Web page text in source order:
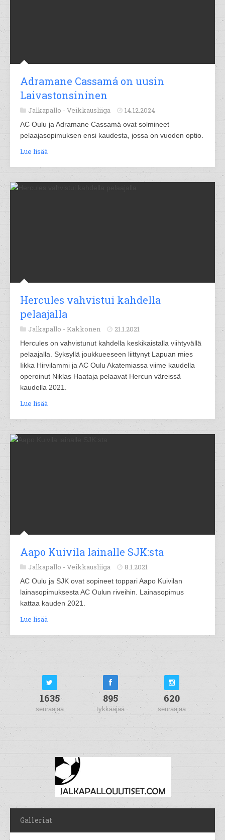
Adramane Cassamá on uusin
Laivastonsininen
Jalkapallo - Veikkausliiga 14.12.2024
AC Oulu ja Adramane Cassamá ovat solmineet
pelaajasopimuksen ensi kaudesta, jossa on vuoden optio.
Lue lisää
Hercules vahvistui kahdella
pelaajalla
Jalkapallo - Kakkonen 21.1.2021
Hercules on vahvistunut kahdella keskikaistalla viihtyvällä
pelaajalla. Syksyllä joukkueeseen liittynyt Lapuan mies
Iikka Hirvilammi ja AC Oulu Akatemiassa viime kaudella
operoinut Niklas Haataja pelaavat Hercun väreissä
kaudella 2021.
Lue lisää
Aapo Kuivila lainalle SJK:sta
Jalkapallo - Veikkausliiga 8.1.2021
AC Oulu ja SJK ovat sopineet toppari Aapo Kuivilan
lainasopimuksesta AC Oulun riveihin. Lainasopimus
kattaa kauden 2021.
Lue lisää
1635
seuraajaa
895
tykkääjää
620
seuraajaa
Galleriat